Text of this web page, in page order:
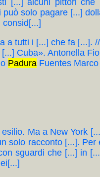
[...] alcuni pittori
solo pagare [...]
a tutti i [...] che fa
Cuba». Antonella
Padura Fuentes
Ma a New York
solo racconto [...].
sguardi che [...] in